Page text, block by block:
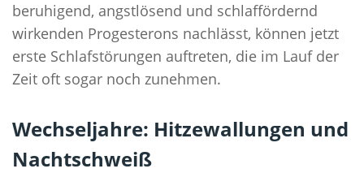
beruhigend, angstlösend und schlaffördernd
wirkenden Progesterons nachlässt, können jetzt
erste Schlafstörungen auftreten, die im Lauf der
Zeit oft sogar noch zunehmen.
Wechseljahre: Hitzewallungen und
Nachtschweiß